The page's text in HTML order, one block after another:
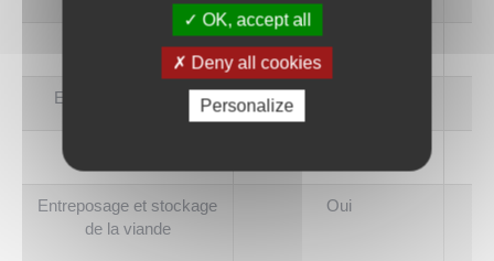
Déménagement Oui
Enquêtes, sondages
Entreposage et stockage
de la viande
Oui
OK, accept all
Deny all cookies
Personalize